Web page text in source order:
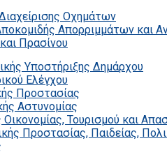
Οχημάτων
Απορριμμάτων και
Πρασίνου
Υποστήριξης Δημάρχου
Ελέγχου
Προστασίας
Αστυνομίας
Τουρισμού και
Προστασίας, Παιδείας,